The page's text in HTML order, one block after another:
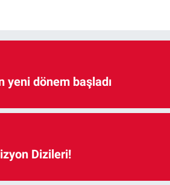
yeni dönem başladı
Dizileri!